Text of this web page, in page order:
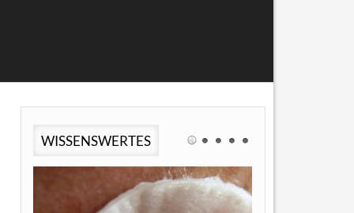
WISSENSWERTES